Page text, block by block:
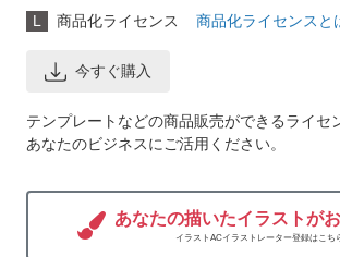
L 商品化ライセンス 商品化ライセンスと
今すぐ購入
テンプレートなどの商品販売ができるライセ
あなたのビジネスにご活用ください。
あなたの描いたイラストが
イラストACイラストレーター登録はこち